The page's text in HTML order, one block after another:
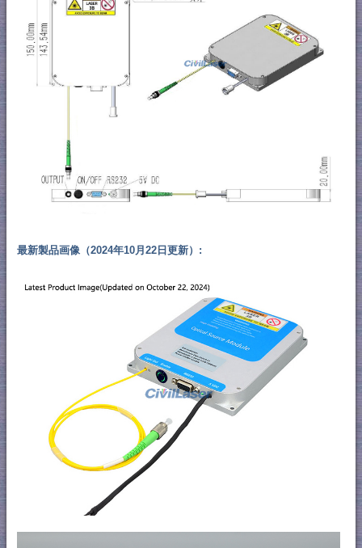
最新製品画像（2024年10月22日更新）: